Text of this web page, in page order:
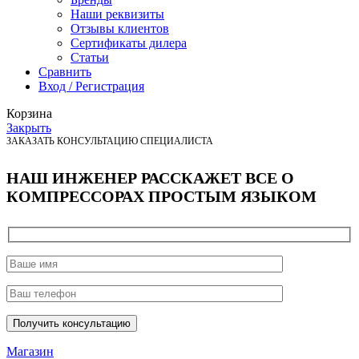
Наши реквизиты
Отзывы клиентов
Сертификаты дилера
Статьи
Сравнить
Вход / Регистрация
Корзина
Закрыть
ЗАКАЗАТЬ КОНСУЛЬТАЦИЮ СПЕЦИАЛИСТА
НАШ ИНЖЕНЕР РАССКАЖЕТ ВСЕ О
КОМПРЕССОРАХ ПРОСТЫМ ЯЗЫКОМ
Магазин